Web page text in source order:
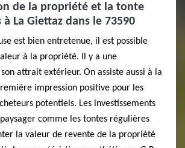
de la propriété et la tonte
à La Giettaz dans le 73590
est bien entretenue, il est possible
à la propriété. Il y a une
attrait extérieur. On assiste aussi à la
impression positive pour les
potentiels. Les investissements
comme les tontes régulières
la valeur de revente de la propriété